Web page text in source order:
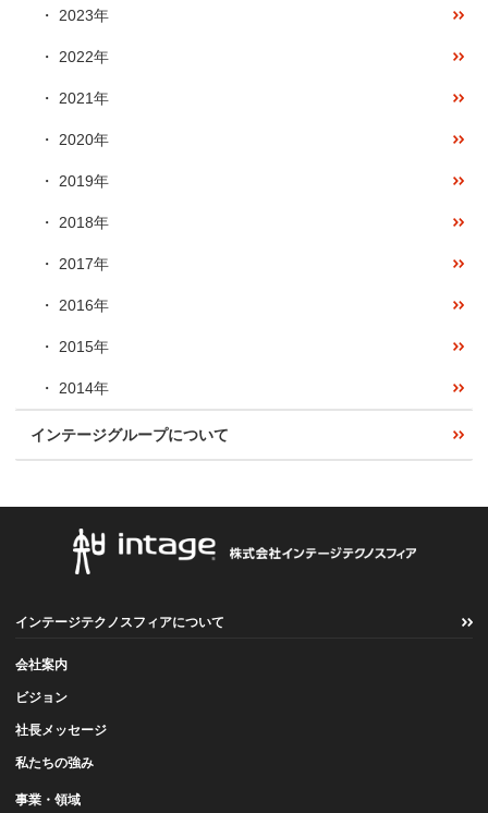
2023年
2022年
2021年
2020年
2019年
2018年
2017年
2016年
2015年
2014年
インテージグループについて
インテージテクノスフィアについて
会社案内
ビジョン
社長メッセージ
私たちの強み
事業・領域